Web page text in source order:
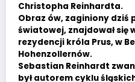
Christopha Reinhardta.
Obraz ów, zaginiony dziś
światowej, znajdował się
rezydencji króla Prus, w
Hohenzollernów.
Sebastian Reinhardt
był autorem cyklu